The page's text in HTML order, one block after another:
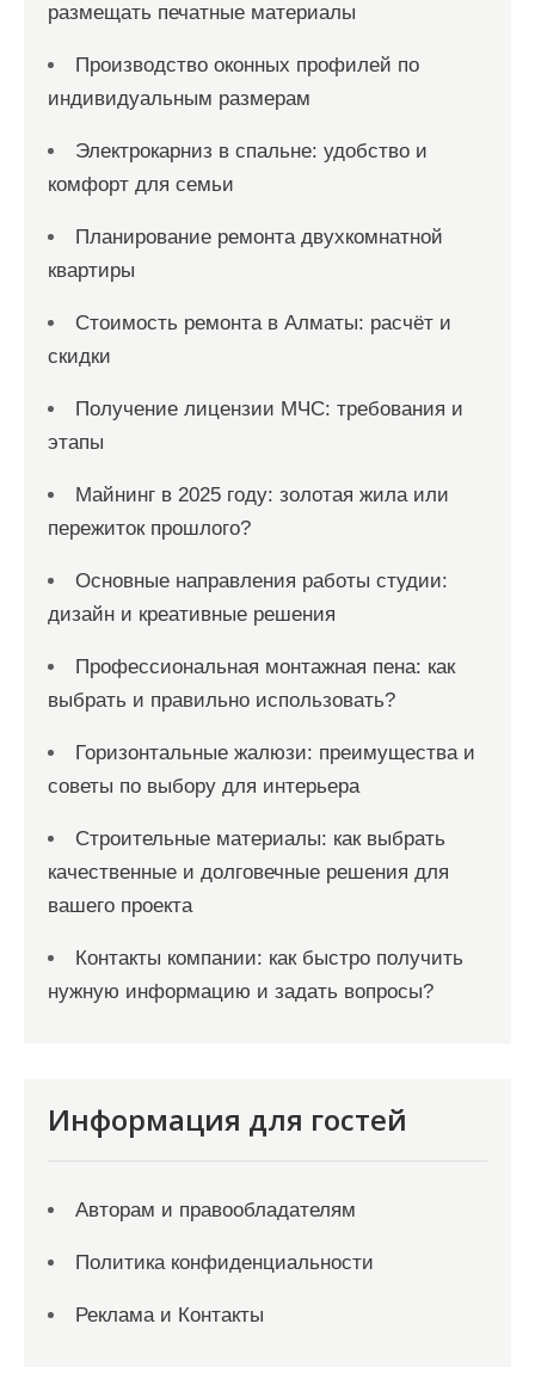
размещать печатные материалы
Производство оконных профилей по
индивидуальным размерам
Электрокарниз в спальне: удобство и
комфорт для семьи
Планирование ремонта двухкомнатной
квартиры
Стоимость ремонта в Алматы: расчёт и
скидки
Получение лицензии МЧС: требования и
этапы
Майнинг в 2025 году: золотая жила или
пережиток прошлого?
Основные направления работы студии:
дизайн и креативные решения
Профессиональная монтажная пена: как
выбрать и правильно использовать?
Горизонтальные жалюзи: преимущества и
советы по выбору для интерьера
Строительные материалы: как выбрать
качественные и долговечные решения для
вашего проекта
Контакты компании: как быстро получить
нужную информацию и задать вопросы?
Информация для гостей
Авторам и правообладателям
Политика конфиденциальности
Реклама и Контакты